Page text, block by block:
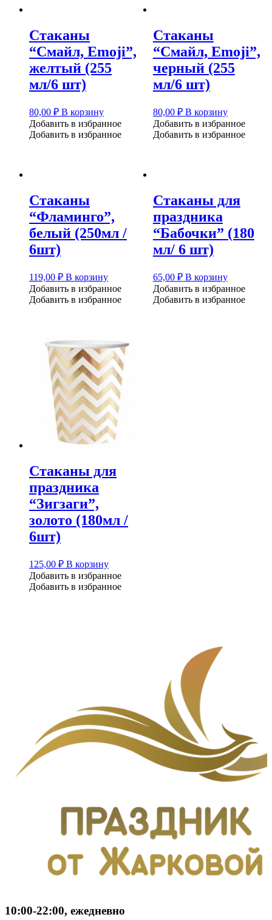
Стаканы
“Смайл, Emoji”,
желтый (255
мл/6 шт)
80,00 ₽ В корзину
Добавить в избранное
Добавить в избранное
Стаканы
“Смайл, Emoji”,
черный (255
мл/6 шт)
80,00 ₽ В корзину
Добавить в избранное
Добавить в избранное
Стаканы
“Фламинго”,
белый (250мл /
6шт)
119,00 ₽ В корзину
Добавить в избранное
Добавить в избранное
Стаканы для
праздника
“Бабочки” (180
мл/ 6 шт)
65,00 ₽ В корзину
Добавить в избранное
Добавить в избранное
Стаканы для
праздника
“Зигзаги”,
золото (180мл /
6шт)
125,00 ₽ В корзину
Добавить в избранное
Добавить в избранное
10:00-22:00, ежедневно